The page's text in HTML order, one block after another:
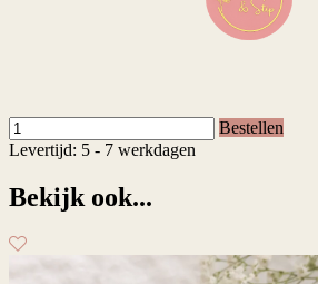
Bestellen
Levertijd: 5 - 7 werkdagen
Bekijk ook...